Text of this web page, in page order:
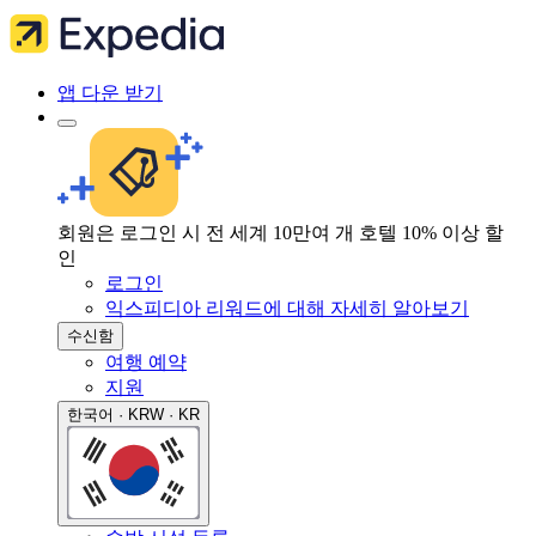
앱 다운 받기
회원은 로그인 시 전 세계 10만여 개 호텔 10% 이상 할
인
로그인
익스피디아 리워드에 대해 자세히 알아보기
수신함
여행 예약
지원
한국어 · KRW · KR